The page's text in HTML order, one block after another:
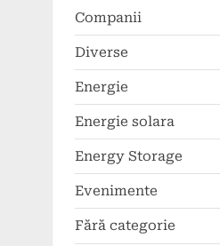
Companii
Diverse
Energie
Energie solara
Energy Storage
Evenimente
Fără categorie